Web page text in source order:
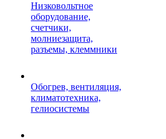
Низковольтное
оборудование,
счетчики,
молниезащита,
разъемы, клеммники
Обогрев, вентиляция,
климатотехника,
гелиосистемы